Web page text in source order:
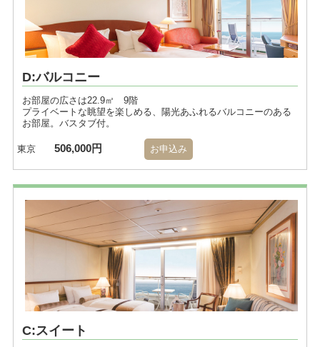
D:バルコニー
お部屋の広さは22.9㎡ 9階
プライベートな眺望を楽しめる、陽光あふれるバルコニーのある
お部屋。バスタブ付。
東京 506,000円 お申込み
C:スイート